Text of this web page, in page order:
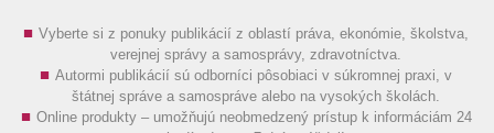
Vyberte si z ponuky publikácií z oblastí práva, ekonómie, školstva,
verejnej správy a samosprávy, zdravotníctva.
Autormi publikácií sú odborníci pôsobiaci v súkromnej praxi, v
štátnej správe a samospráve alebo na vysokých školách.
Online produkty – umožňujú neobmedzený prístup k informáciám 24